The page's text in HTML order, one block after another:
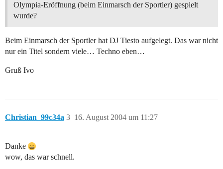
Olympia-Eröffnung (beim Einmarsch der Sportler) gespielt
wurde?
Beim Einmarsch der Sportler hat DJ Tiesto aufgelegt. Das war nicht
nur ein Titel sondern viele… Techno eben…
Gruß Ivo
Christian_99c34a 16. August 2004 um 11:27
3
Danke
wow, das war schnell.